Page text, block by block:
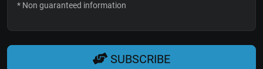
* Non guaranteed information
SUBSCRIBE